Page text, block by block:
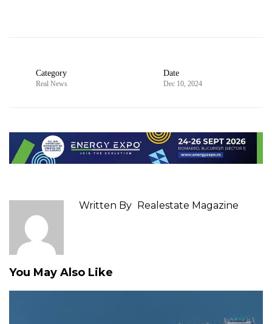
Category
Real News
Date
Dec 10, 2024
Written By Realestate Magazine
You May Also Like